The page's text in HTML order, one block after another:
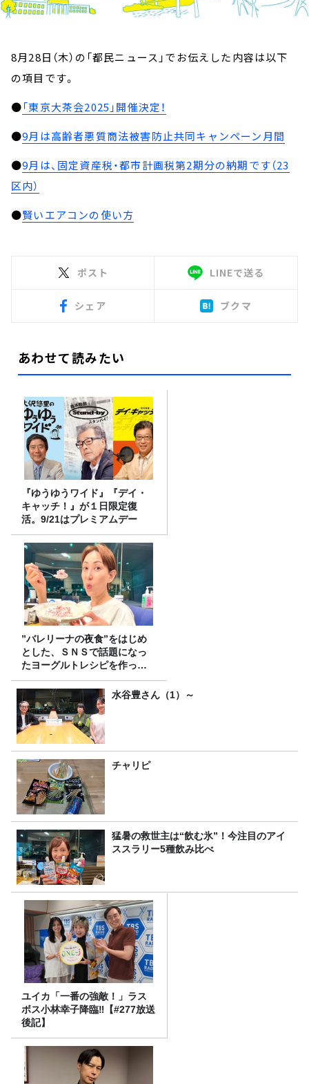
8月28日（木）の「都民ニュース」でお伝えした内容は以下
の項目です。
●「東京大茶会2025」開催決定！
●9月は高齢者悪質商法被害防止共同キャンペーン月間
●9月は、固定資産税・都市計画税第2期分の納期です（23
区内）
●賢いエアコンの使い方
ポスト LINEで送る
シェア ブクマ
あわせて読みたい
『ゆうゆうワイド』『デイ・
キャッチ！』が１日限定復
活。9/21はプレミアムデー
”バレリーナの夜食”をはじめ
とした、ＳＮＳで話題になっ
たヨーグルトレシピを作って
みた！
水谷豊さん（1）～
チャリピ
猛暑の救世主は“飲む氷”！今注目のアイ
ススラリー5種飲み比べ
ユイカ「一番の強敵！」ラス
ボス小林幸子降臨‼【#277放送
後記】